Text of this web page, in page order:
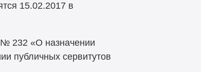
15.02.2017 в
232 «О назначении
публичных сервитутов